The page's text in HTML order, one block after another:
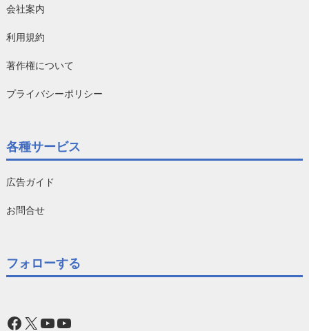
会社案内
利用規約
著作権について
プライバシーポリシー
各種サービス
広告ガイド
お問合せ
フォローする
Facebook
X YouTube
YouTube